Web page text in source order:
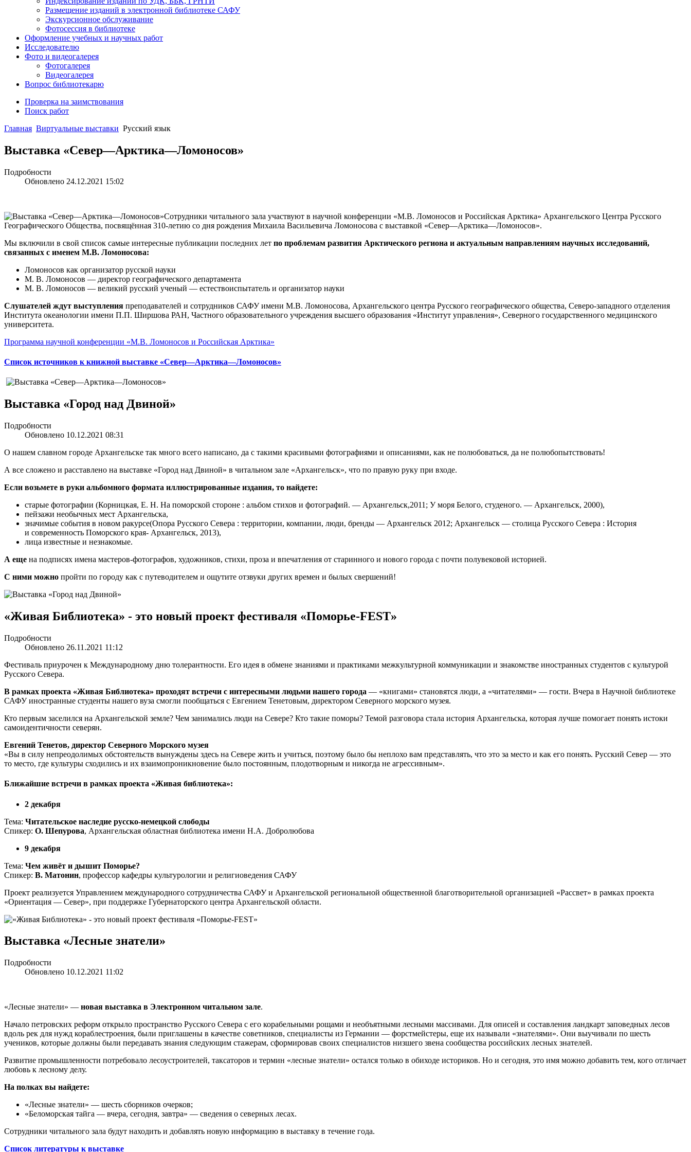
Размещение изданий в электронной библиотеке САФУ
Экскурсионное обслуживание
Фотосессия в библиотеке
Оформление учебных и научных работ
Исследователю
Фото и видеогалерея
Фотогалерея
Видеогалерея
Вопрос библиотекарю
Проверка на заимствования
Поиск работ
Главная Виртуальные выставки Русский язык
Выставка «Север—Арктика—Ломоносов»
Подробности
Обновлено 24.12.2021 15:02
Сотрудники читального зала участвуют в научной конференции «М.В. Ломоносов и Российская Арктика» Архангельского Центра Русского
Географического Общества, посвящённая 310-летию со дня рождения Михаила Васильевича Ломоносова с выставкой «Север—Арктика—Ломоносов».
Мы включили в свой список самые интересные публикации последних лет по проблемам развития Арктического региона и актуальным направлениям научных исследований,
связанных с именем М.В. Ломоносова:
Ломоносов как организатор русской науки
М. В. Ломоносов — директор географического департамента
М. В. Ломоносов — великий русский ученый — естествоиспытатель и организатор науки
Слушателей ждут выступления преподавателей и сотрудников САФУ имени М.В. Ломоносова, Архангельского центра Русского географического общества, Северо-западного отделения
Института океанологии имени П.П. Ширшова РАН, Частного образовательного учреждения высшего образования «Институт управления», Северного государственного медицинского
университета.
Программа научной конференции «М.В. Ломоносов и Российская Арктика»
Список источников к книжной выставке «Север—Арктика—Ломоносов»
Выставка «Город над Двиной»
Подробности
Обновлено 10.12.2021 08:31
О нашем славном городе Архангельске так много всего написано, да с такими красивыми фотографиями и описаниями, как не полюбоваться, да не полюбопытствовать!
А все сложено и расставлено на выставке «Город над Двиной» в читальном зале «Архангельск», что по правую руку при входе.
Если возьмете в руки альбомного формата иллюстрированные издания, то найдете:
старые фотографии (Корницкая, Е. Н. На поморской стороне : альбом стихов и фотографий. — Архангельск,2011; У моря Белого, студеного. — Архангельск, 2000),
пейзажи необычных мест Архангельска,
значимые события в новом ракурсе(Опора Русского Севера : территории, компании, люди, бренды — Архангельск 2012; Архангельск — столица Русского Севера : История
и современность Поморского края- Архангельск, 2013),
лица известные и незнакомые.
А еще на подписях имена мастеров-фотографов, художников, стихи, проза и впечатления от старинного и нового города с почти полувековой историей.
С ними можно пройти по городу как с путеводителем и ощутите отзвуки других времен и былых свершений!
«Живая Библиотека» - это новый проект фестиваля «Поморье-FEST»
Подробности
Обновлено 26.11.2021 11:12
Фестиваль приурочен к Международному дню толерантности. Его идея в обмене знаниями и практиками межкультурной коммуникации и знакомстве иностранных студентов с культурой
Русского Севера.
В рамках проекта «Живая Библиотека» проходят встречи с интересными людьми нашего города — «книгами» становятся люди, а «читателями» — гости. Вчера в Научной библиотеке
САФУ иностранные студенты нашего вуза смогли пообщаться с Евгением Тенетовым, директором Северного морского музея.
Кто первым заселился на Архангельской земле? Чем занимались люди на Севере? Кто такие поморы? Темой разговора стала история Архангельска, которая лучше помогает понять истоки
самоидентичности северян.
Евгений Тенетов, директор Северного Морского музея
«Вы в силу непреодолимых обстоятельств вынуждены здесь на Севере жить и учиться, поэтому было бы неплохо вам представлять, что это за место и как его понять. Русский Север — это
то место, где культуры сходились и их взаимопроникновение было постоянным, плодотворным и никогда не агрессивным».
Ближайшие встречи в рамках проекта «Живая библиотека»:
2 декабря
Тема: Читательское наследие русско-немецкой слободы
Спикер: О. Шепурова, Архангельская областная библиотека имени Н.А. Добролюбова
9 декабря
Тема: Чем живёт и дышит Поморье?
Спикер: В. Матонин, профессор кафедры культурологии и религиоведения САФУ
Проект реализуется Управлением международного сотрудничества САФУ и Архангельской региональной общественной благотворительной организацией «Рассвет» в рамках проекта
«Ориентация — Север», при поддержке Губернаторского центра Архангельской области.
Выставка «Лесные знатели»
Подробности
Обновлено 10.12.2021 11:02
«Лесные знатели» — новая выставка в Электронном читальном зале.
Начало петровских реформ открыло пространство Русского Севера с его корабельными рощами и необъятными лесными массивами. Для описей и составления ландкарт заповедных лесов
вдоль рек для нужд кораблестроения, были приглашены в качестве советников, специалисты из Германии — форстмейстеры, еще их называли «знателями». Они выучивали по шесть
учеников, которые должны были передавать знания следующим стажерам, сформировав своих специалистов низшего звена сообщества российских лесных знателей.
Развитие промышленности потребовало лесоустроителей, таксаторов и термин «лесные знатели» остался только в обиходе историков. Но и сегодня, это имя можно добавить тем, кого отличает
любовь к лесному делу.
На полках вы найдете:
«Лесные знатели» — шесть сборников очерков;
«Беломорская тайга — вчера, сегодня, завтра» — сведения о северных лесах.
Сотрудники читального зала будут находить и добавлять новую информацию в выставку в течение года.
Список литературы к выставке